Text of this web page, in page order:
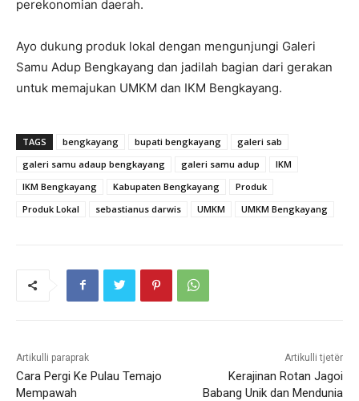
perekonomian daerah.
Ayo dukung produk lokal dengan mengunjungi Galeri
Samu Adup Bengkayang dan jadilah bagian dari gerakan
untuk memajukan UMKM dan IKM Bengkayang.
TAGS bengkayang bupati bengkayang
galeri sab
galeri samu adaup bengkayang
galeri samu adup
IKM
IKM Bengkayang
Kabupaten Bengkayang
Produk
Produk Lokal
sebastianus darwis UMKM UMKM Bengkayang
Artikulli paraprak
Cara Pergi Ke Pulau Temajo
Mempawah
Artikulli tjetër
Kerajinan Rotan Jagoi
Babang Unik dan Mendunia